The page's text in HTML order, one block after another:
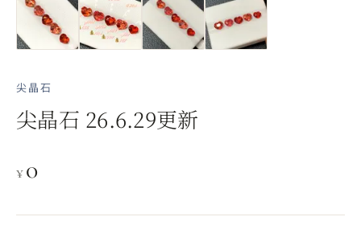
尖晶石
尖晶石 26.6.29更新
¥0